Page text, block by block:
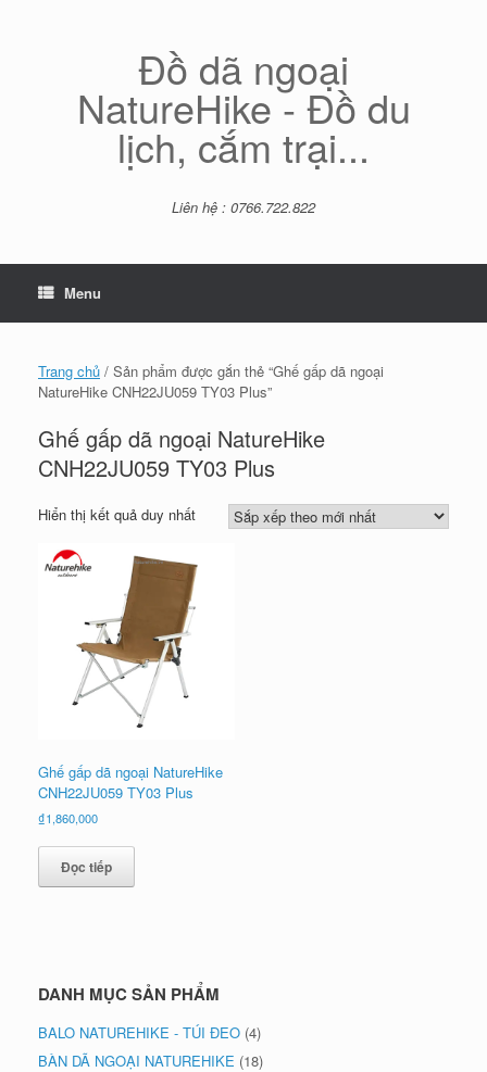
Đồ dã ngoại
NatureHike - Đồ du
lịch, cắm trại...
Liên hệ : 0766.722.822
Menu
Trang chủ / Sản phẩm được gắn thẻ “Ghế gấp dã ngoại
NatureHike CNH22JU059 TY03 Plus”
Ghế gấp dã ngoại NatureHike
CNH22JU059 TY03 Plus
Hiển thị kết quả duy nhất
Ghế gấp dã ngoại NatureHike
CNH22JU059 TY03 Plus
₫1,860,000
Đọc tiếp
DANH MỤC SẢN PHẨM
BALO NATUREHIKE - TÚI ĐEO (4)
BÀN DÃ NGOẠI NATUREHIKE (18)